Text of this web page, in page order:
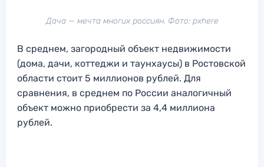
Дача — мечта многих россиян. Фото: pxhere
В среднем, загородный объект недвижимости
(дома, дачи, коттеджи и таунхаусы) в Ростовской
области стоит 5 миллионов рублей. Для
сравнения, в среднем по России аналогичный
объект можно приобрести за 4,4 миллиона
рублей.